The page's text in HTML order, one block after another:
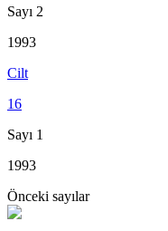
Sayı 2
1993
Cilt
16
Sayı 1
1993
Önceki sayılar